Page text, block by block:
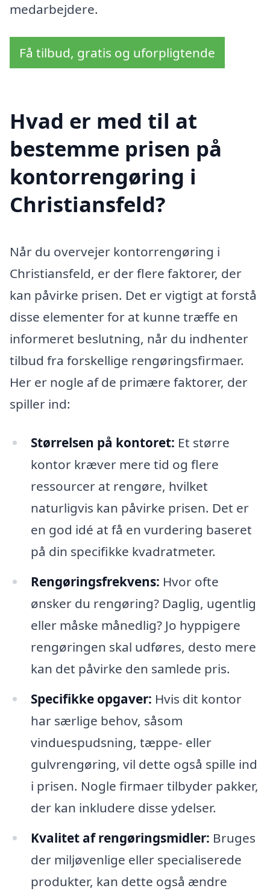
medarbejdere.
Få tilbud, gratis og uforpligtende
Hvad er med til at
bestemme prisen på
kontorrengøring i
Christiansfeld?
Når du overvejer kontorrengøring i
Christiansfeld, er der flere faktorer, der
kan påvirke prisen. Det er vigtigt at forstå
disse elementer for at kunne træffe en
informeret beslutning, når du indhenter
tilbud fra forskellige rengøringsfirmaer.
Her er nogle af de primære faktorer, der
spiller ind:
Størrelsen på kontoret: Et større
kontor kræver mere tid og flere
ressourcer at rengøre, hvilket
naturligvis kan påvirke prisen. Det er
en god idé at få en vurdering baseret
på din specifikke kvadratmeter.
Rengøringsfrekvens: Hvor ofte
ønsker du rengøring? Daglig, ugentlig
eller måske månedlig? Jo hyppigere
rengøringen skal udføres, desto mere
kan det påvirke den samlede pris.
Specifikke opgaver: Hvis dit kontor
har særlige behov, såsom
vinduespudsning, tæppe- eller
gulvrengøring, vil dette også spille ind
i prisen. Nogle firmaer tilbyder pakker,
der kan inkludere disse ydelser.
Kvalitet af rengøringsmidler: Bruges
der miljøvenlige eller specialiserede
produkter, kan dette også ændre